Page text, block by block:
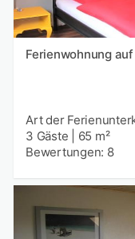
Ferienwohnung auf
Art der
3 Gäste
65 m²
Bewertungen: 8